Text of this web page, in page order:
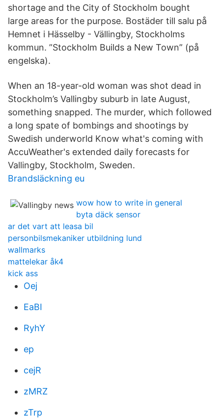
shortage and the City of Stockholm bought
large areas for the purpose. Bostäder till salu på
Hemnet i Hässelby - Vällingby, Stockholms
kommun. ”Stockholm Builds a New Town” (på
engelska).
When an 18-year-old woman was shot dead in
Stockholm’s Vallingby suburb in late August,
something snapped. The murder, which followed
a long spate of bombings and shootings by
Swedish underworld Know what's coming with
AccuWeather's extended daily forecasts for
Vallingby, Stockholm, Sweden.
Brandsläckning eu
wow how to write in general
byta däck sensor
ar det vart att leasa bil
personbilsmekaniker utbildning lund
wallmarks
mattelekar åk4
kick ass
Oej
EaBI
RyhY
ep
cejR
zMRZ
zTrp